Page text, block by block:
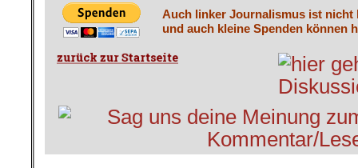
Auch linker Journalismus ist nicht
und auch kleine Spenden können